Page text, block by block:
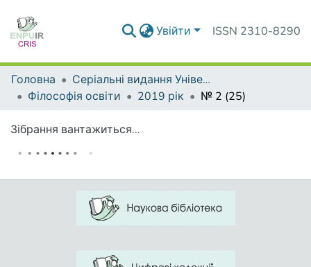
Увійти ISSN 2310-8290
Головна
Серіальні видання Університету
Філософія освіти
2019 рік № 2 (25)
Зібрання вантажиться...